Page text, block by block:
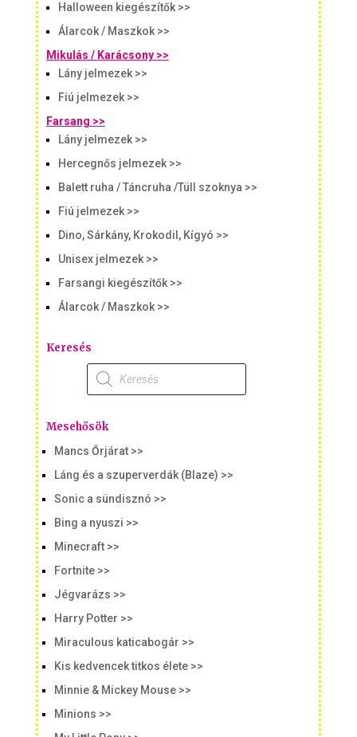
Halloween kiegészítők >>
Álarcok / Maszkok >>
Mikulás / Karácsony >>
Lány jelmezek >>
Fiú jelmezek >>
Farsang >>
Lány jelmezek >>
Hercegnős jelmezek >>
Balett ruha / Táncruha /Tüll szoknya >>
Fiú jelmezek >>
Dino, Sárkány, Krokodil, Kígyó >>
Unisex jelmezek >>
Farsangi kiegészítők >>
Álarcok / Maszkok >>
Keresés
Products
search
Mesehősök
Mancs Őrjárat >>
Láng és a szuperverdák (Blaze) >>
Sonic a sündisznó >>
Bing a nyuszi >>
Minecraft >>
Fortnite >>
Jégvarázs >>
Harry Potter >>
Miraculous katicabogár >>
Kis kedvencek titkos élete >>
Minnie & Mickey Mouse >>
Minions >>